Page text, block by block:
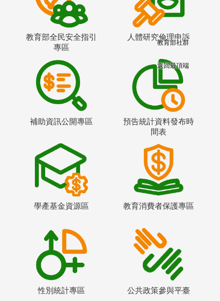
教育部全民安全指引
專區
人體研究倫理申訴
補助資訊公開專區
預告統計資料發布時
間表
學產基金資源區 教育消費者保護專區
性別統計專區 公共政策參與平臺
教育部社群
返回最頂端